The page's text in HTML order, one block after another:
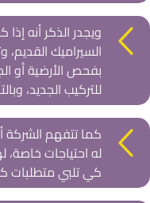
ويجدر الذكر أنه
السيراميك
بفحص الأرضية أو
للتركيب الجديد،
كما تتفهم
له احتياجات
كي تلبي